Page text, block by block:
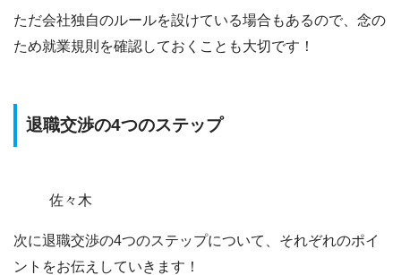
ただ会社独自のルールを設けている場合もあるので、念の
ため就業規則を確認しておくことも大切です！
退職交渉の4つのステップ
佐々木
次に退職交渉の4つのステップについて、それぞれのポイ
ントをお伝えしていきます！